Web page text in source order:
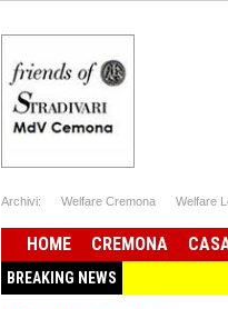
Archivi: Welfare Cremona Welfare
HOME CREMONA
BREAKING NEWS